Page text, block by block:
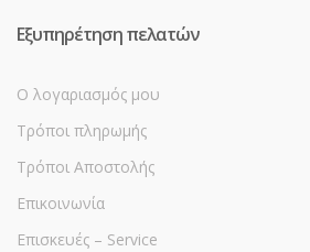
Εξυπηρέτηση πελατών
Ο λογαριασμός μου
Τρόποι πληρωμής
Τρόποι Αποστολής
Επικοινωνία
Επισκευές – Service